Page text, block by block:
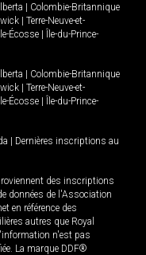
Colombie-Britannique
Terre-Neuve-et-
Écosse
Île-du-Prince-
Colombie-Britannique
Terre-Neuve-et-
Écosse
Île-du-Prince-
Dernières inscriptions au
des inscriptions
données de l'Association
en référence des
autres que Royal
n'est pas
La marque DDF®